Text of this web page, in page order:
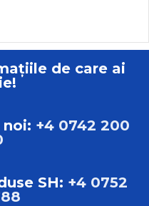
de care ai
noi: +4 0742 200
SH: +4 0752